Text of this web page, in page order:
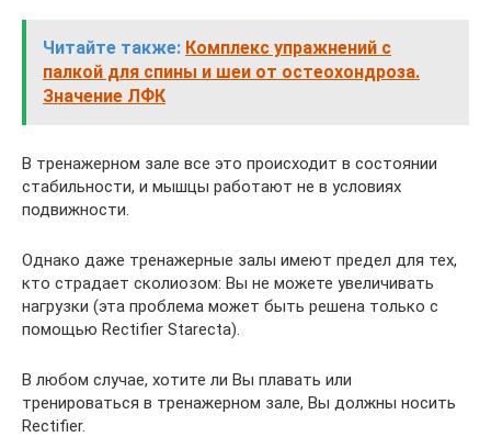
Читайте также: Комплекс упражнений с
палкой для спины и шеи от остеохондроза.
Значение ЛФК
В тренажерном зале все это происходит в состоянии
стабильности, и мышцы работают не в условиях
подвижности.
Однако даже тренажерные залы имеют предел для тех,
кто страдает сколиозом: Вы не можете увеличивать
нагрузки (эта проблема может быть решена только с
помощью Rectifier Starecta).
В любом случае, хотите ли Вы плавать или
тренироваться в тренажерном зале, Вы должны носить
Rectifier.